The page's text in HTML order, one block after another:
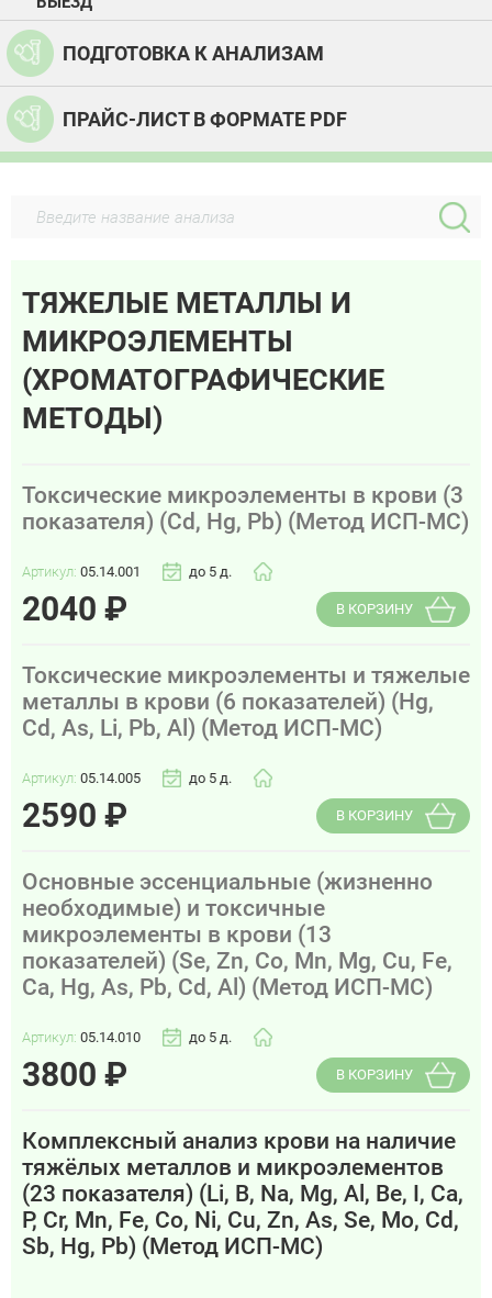
ПОДГОТОВКА К АНАЛИЗАМ
ПРАЙС-ЛИСТ В ФОРМАТЕ PDF
ТЯЖЕЛЫЕ МЕТАЛЛЫ И
МИКРОЭЛЕМЕНТЫ
(ХРОМАТОГРАФИЧЕСКИЕ
МЕТОДЫ)
Токсические микроэлементы в крови (3
показателя) (Cd, Hg, Pb) (Метод ИСП-МС)
Артикул: 05.14.001 до 5 д.
2040 ₽ В КОРЗИНУ
Токсические микроэлементы и тяжелые
металлы в крови (6 показателей) (Hg,
Cd, As, Li, Pb, Al) (Метод ИСП-МС)
Артикул: 05.14.005 до 5 д.
2590 ₽ В КОРЗИНУ
Основные эссенциальные (жизненно
необходимые) и токсичные
микроэлементы в крови (13
показателей) (Se, Zn, Co, Mn, Mg, Cu, Fe,
Ca, Hg, As, Pb, Cd, Al) (Метод ИСП-МС)
Артикул: 05.14.010 до 5 д.
3800 ₽ В КОРЗИНУ
Комплексный анализ крови на наличие
тяжёлых металлов и микроэлементов
(23 показателя) (Li, B, Na, Mg, Al, Be, I, Ca,
P, Cr, Mn, Fe, Co, Ni, Cu, Zn, As, Se, Mo, Cd,
Sb, Hg, Pb) (Метод ИСП-МС)